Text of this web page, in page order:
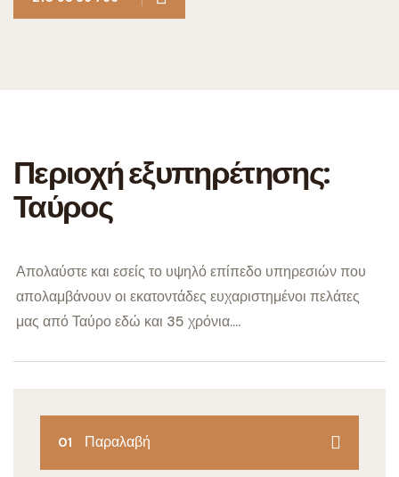
Περιοχή εξυπηρέτησης:
Ταύρος
Απολαύστε και εσείς το υψηλό επίπεδο υπηρεσιών που
απολαμβάνουν οι εκατοντάδες ευχαριστημένοι πελάτες
μας από Ταύρο εδώ και 35 χρόνια....
Παραλαβή